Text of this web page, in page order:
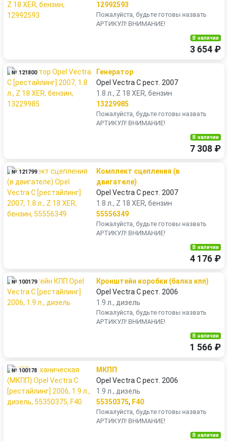
12992593
Пожалуйста, будьте готовы назвать
АРТИКУЛ! ВНИМАНИЕ!
В наличии
3 654 ₽
№ 121800
Генератор
Opel Vectra C рест. 2007
1.8 л., Z 18 XER, бензин
13229985
Пожалуйста, будьте готовы назвать
АРТИКУЛ! ВНИМАНИЕ!
В наличии
7 308 ₽
№ 121799
Комплект сцепления (в
двигателе)
Opel Vectra C рест. 2007
1.8 л., Z 18 XER, бензин
55556349
Пожалуйста, будьте готовы назвать
АРТИКУЛ! ВНИМАНИЕ!
В наличии
4 176 ₽
№ 100179
Кронштейн коробки (балка кпп)
Opel Vectra C рест. 2006
1.9 л., дизель
Пожалуйста, будьте готовы назвать
АРТИКУЛ! ВНИМАНИЕ!
В наличии
1 566 ₽
№ 100178
МКПП
Opel Vectra C рест. 2006
1.9 л., дизель
55350375, F40
Пожалуйста, будьте готовы назвать
АРТИКУЛ! ВНИМАНИЕ!
В наличии